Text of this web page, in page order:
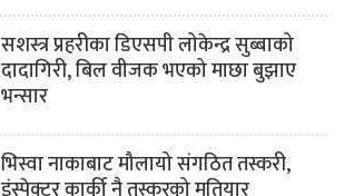
सशस्त्र प्रहरीका डिएसपी लोकेन्द्र सुब्बाको
दादागिरी, बिल वीजक भएको माछा बुझाए
भन्सार
भिस्वा नाकाबाट मौलायो संगठित तस्करी,